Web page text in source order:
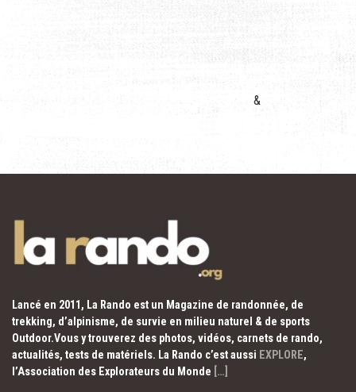
&
Lancé en 2011, La Rando est un Magazine de randonnée, de
trekking, d’alpinisme, de survie en milieu naturel & de sports
Outdoor.Vous y trouverez des photos, vidéos, carnets de rando,
actualités, tests de matériels. La Rando c’est aussi EXPLORE,
l’Association des Explorateurs du Monde […]